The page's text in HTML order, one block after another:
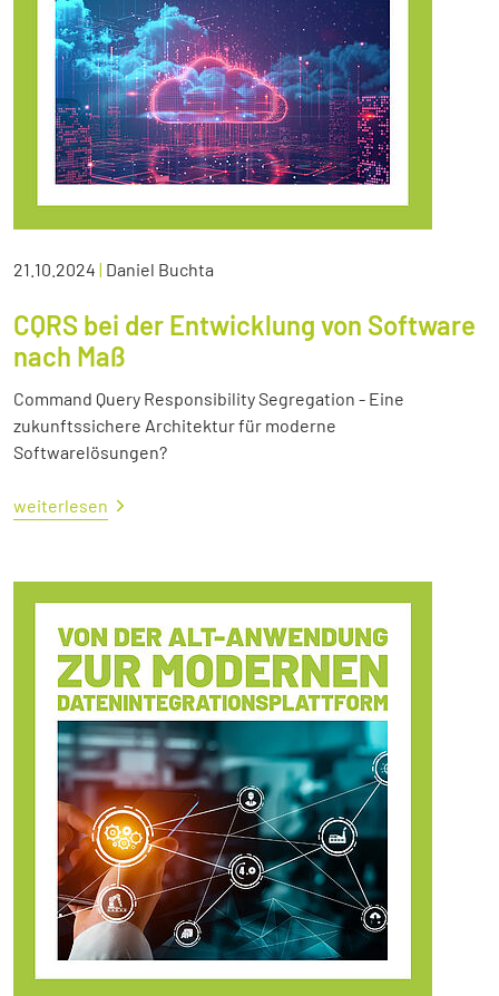
21.10.2024 | Daniel Buchta
CQRS bei der Entwicklung von Software
nach Maß
Command Query Responsibility Segregation - Eine
zukunftssichere Architektur für moderne
Softwarelösungen?
weiterlesen